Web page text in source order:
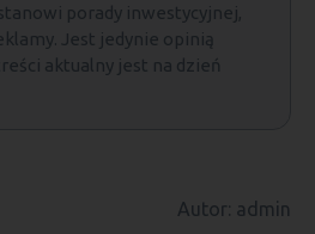
porady inwestycyjnej,
Jest jedynie opinią
aktualny jest na dzień
Autor: admin